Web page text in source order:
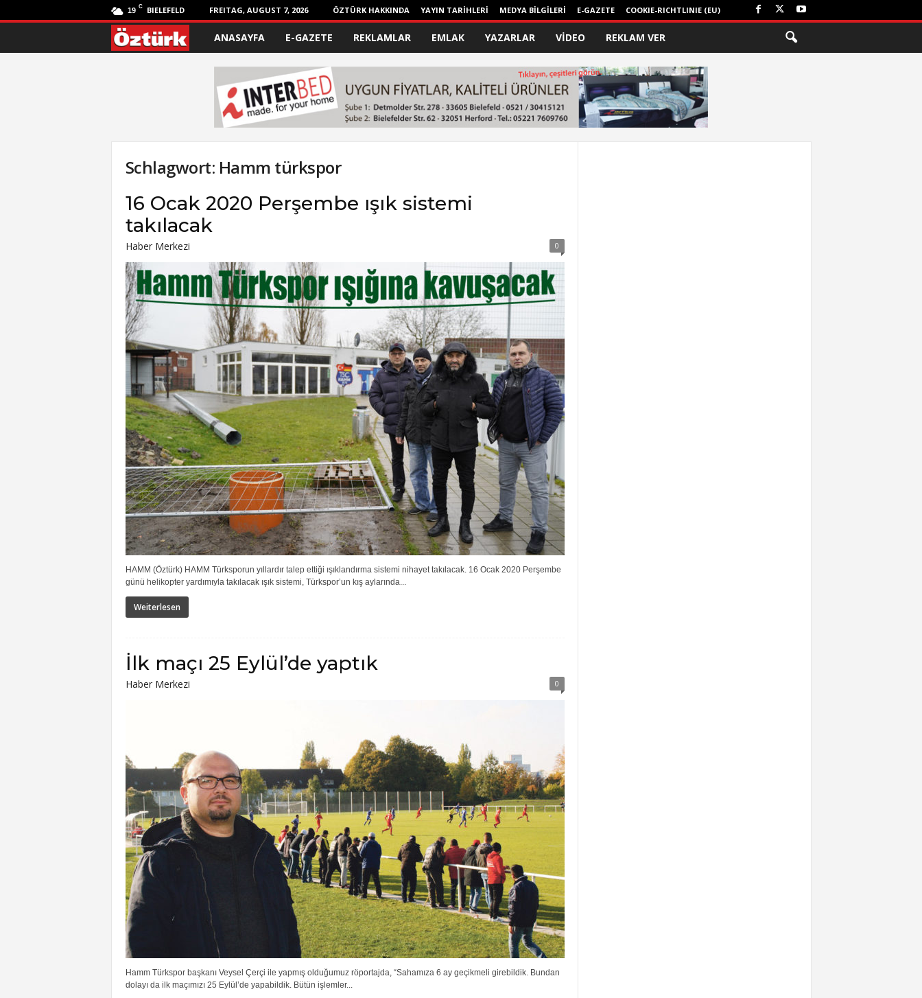
19 C BIELEFELD FREITAG, AUGUST 7, 2026 ÖZTÜRK HAKKINDA YAYIN TARİHLERİ MEDYA BİLGİLERİ E-GAZETE COOKIE-RICHTLINIE (EU)
ANASAYFA E-GAZETE REKLAMLAR EMLAK YAZARLAR VİDEO REKLAM VER
Schlagwort: Hamm türkspor
16 Ocak 2020 Perşembe ışık sistemi
takılacak
Haber Merkezi 0
HAMM (Öztürk) HAMM Türksporun yıllardır talep ettiği ışıklandırma sistemi nihayet takılacak. 16 Ocak 2020 Perşembe
günü helikopter yardımıyla takılacak ışık sistemi, Türkspor’un kış aylarında...
Weiterlesen
İlk maçı 25 Eylül’de yaptık
Haber Merkezi 0
Hamm Türkspor başkanı Veysel Çerçi ile yapmış olduğumuz röportajda, “Sahamıza 6 ay geçikmeli girebildik. Bundan
dolayı da ilk maçımızı 25 Eylül’de yapabildik. Bütün işlemler...